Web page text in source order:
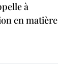
à
en matière